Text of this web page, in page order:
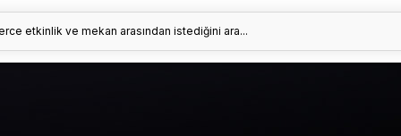
etkinlik ve mekan arasından istediğini ara...